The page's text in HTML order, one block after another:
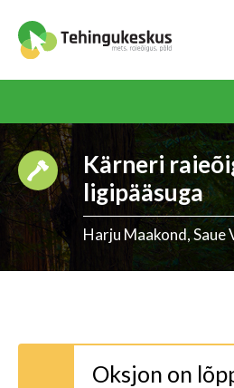
Kärneri
ligipääsuga
Harju Maakond, Saue
Oksjon on